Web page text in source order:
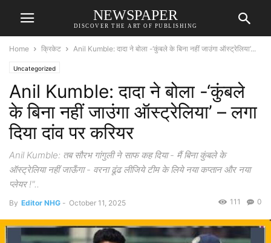
NEWSPAPER
DISCOVER THE ART OF PUBLISHING
Home क्रिकेट Anil Kumble: दादा ने बोला -‘कुंबले के बिना नहीं जाउंगा ऑस्ट्रेलिया’...
Uncategorized
Anil Kumble: दादा ने बोला -‘कुंबले
के बिना नहीं जाउंगा ऑस्ट्रेलिया’ – लगा
दिया दांव पर करियर
Anil Kumble: तब सौरभ गांगुली ने साफ कह दिया - मैं बिना कुंबले के
ऑस्ट्रेलिया नहीं जाऊँगा - वरना ढूंढ लीजिये टीम के लिये नया कप्तान और नया
प्लेयर !"..
By Editor NHG - October 11, 2025 0
111